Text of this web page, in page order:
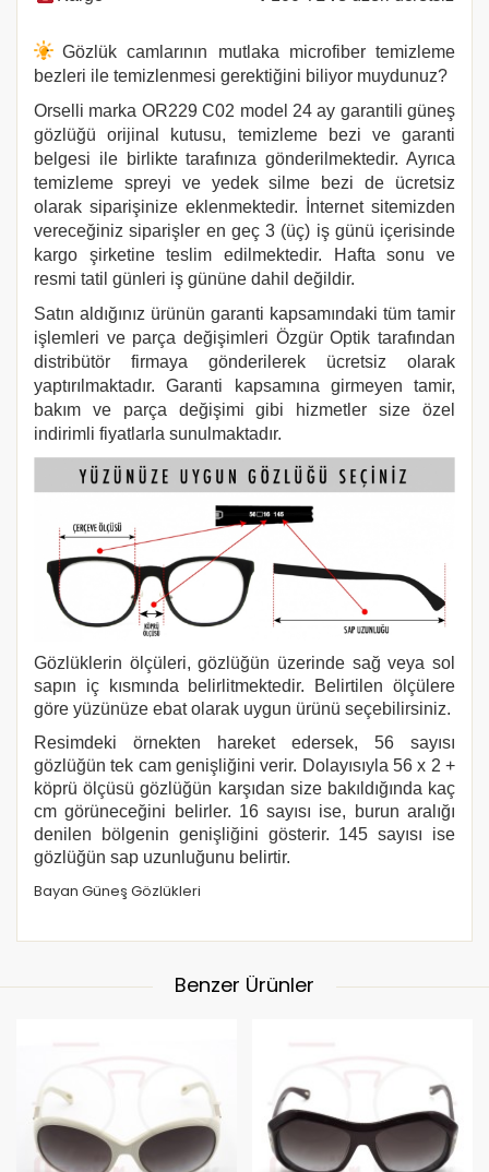
Gözlük camlarının mutlaka microfiber temizleme
bezleri ile temizlenmesi gerektiğini biliyor muydunuz?
Orselli marka OR229 C02 model 24 ay garantili güneş
gözlüğü orijinal kutusu, temizleme bezi ve garanti
belgesi ile birlikte tarafınıza gönderilmektedir. Ayrıca
temizleme spreyi ve yedek silme bezi de ücretsiz
olarak siparişinize eklenmektedir. İnternet sitemizden
vereceğiniz siparişler en geç 3 (üç) iş günü içerisinde
kargo şirketine teslim edilmektedir. Hafta sonu ve
resmi tatil günleri iş gününe dahil değildir.
Satın aldığınız ürünün garanti kapsamındaki tüm tamir
işlemleri ve parça değişimleri Özgür Optik tarafından
distribütör firmaya gönderilerek ücretsiz olarak
yaptırılmaktadır. Garanti kapsamına girmeyen tamir,
bakım ve parça değişimi gibi hizmetler size özel
indirimli fiyatlarla sunulmaktadır.
Gözlüklerin ölçüleri, gözlüğün üzerinde sağ veya sol
sapın iç kısmında belirlitmektedir. Belirtilen ölçülere
göre yüzünüze ebat olarak uygun ürünü seçebilirsiniz.
Resimdeki örnekten hareket edersek, 56 sayısı
gözlüğün tek cam genişliğini verir. Dolayısıyla 56 x 2 +
köprü ölçüsü gözlüğün karşıdan size bakıldığında kaç
cm görüneceğini belirler. 16 sayısı ise, burun aralığı
denilen bölgenin genişliğini gösterir. 145 sayısı ise
gözlüğün sap uzunluğunu belirtir.
Bayan Güneş Gözlükleri
Benzer Ürünler